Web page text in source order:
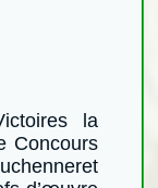
la
Concours